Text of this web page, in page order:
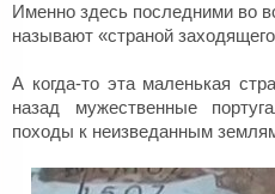
Именно здесь последними во
называют «страной
А когда-то эта маленькая
назад мужественные
походы к неизведанным